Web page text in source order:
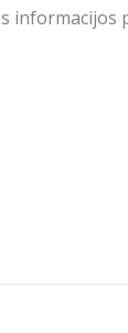
informacijos